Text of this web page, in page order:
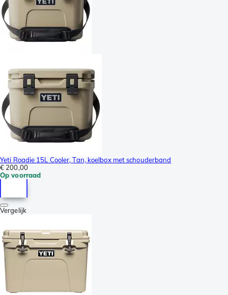
Yeti Roadie 15L Cooler, Tan, koelbox met schouderband
€ 200,00
Op voorraad
Vergelijk